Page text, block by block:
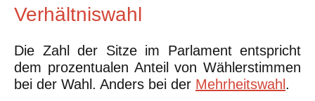
Verhältniswahl
Die Zahl der Sitze im Parlament entspricht
dem prozentualen Anteil von Wählerstimmen
bei der Wahl. Anders bei der Mehrheitswahl .